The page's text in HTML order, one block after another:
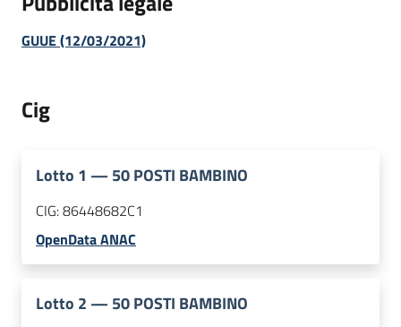
GUUE (12/03/2021)
Cig
Lotto 1 — 50 POSTI BAMBINO
CIG:86448682C1
OpenData ANAC
Lotto 2 — 50 POSTI BAMBINO